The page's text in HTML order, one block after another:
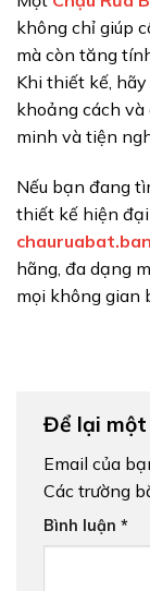
không chỉ giúp
mà còn tăng
Khi thiết kế,
khoảng cách
minh và tiện
Nếu bạn đang
thiết kế hiện
hãng, đa dạng
mọi không gian
Để lại một
Email của
Các trường
Bình luận *